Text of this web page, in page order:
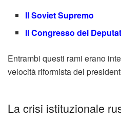
Il Soviet Supremo
Il Congresso dei
Entrambi questi rami erano
velocità riformista del
La crisi istituzionale